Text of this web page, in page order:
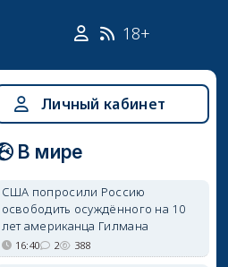
18+
Личный кабинет
В мире
США попросили Россию
освободить осуждённого на 10
лет американца Гилмана
16:40 2 388